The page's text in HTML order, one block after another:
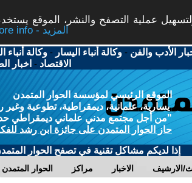
عملية التصفح والنشر، الموقع
More info - المزيد
الأدب والفن -وكالة أنباء اليسار -وكالة أنباء
الاقتصاد - اخبار
الموقع الرئيسي لمؤسسة الحوار المتمدن
يسارية، علمانية، ديمقراطية، تطوعية وغير
"من أجل مجتمع مدني علماني ديمقراطي
حاز الحوار المتمدن على جائزة ابن رشد
إذا لديكم مشاكل تقنية في تصفح الحوار
الحوار المتمدن مراكز الاخبار الارشيف